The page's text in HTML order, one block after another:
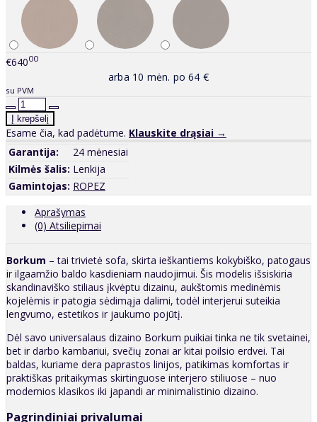
€64000
arba 10 mėn. po 64 €
su PVM
Esame čia, kad padėtume. Klauskite drąsiai →
Garantija:
24 mėnesiai
Kilmės šalis: Lenkija
Gamintojas: ROPEZ
Aprašymas
(0) Atsiliepimai
Borkum – tai trivietė sofa, skirta ieškantiems kokybiško, patogaus
ir ilgaamžio baldo kasdieniam naudojimui. Šis modelis išsiskiria
skandinaviško stiliaus įkvėptu dizainu, aukštomis medinėmis
kojelėmis ir patogia sėdimąja dalimi, todėl interjerui suteikia
lengvumo, estetikos ir jaukumo pojūtį.
Dėl savo universalaus dizaino Borkum puikiai tinka ne tik svetainei,
bet ir darbo kambariui, svečių zonai ar kitai poilsio erdvei. Tai
baldas, kuriame dera paprastos linijos, patikimas komfortas ir
praktiškas pritaikymas skirtinguose interjero stiliuose – nuo
modernios klasikos iki japandi ar minimalistinio dizaino.
Pagrindiniai privalumai